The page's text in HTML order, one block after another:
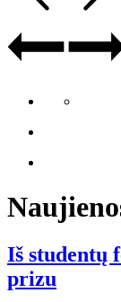
Iš studentų
prizu